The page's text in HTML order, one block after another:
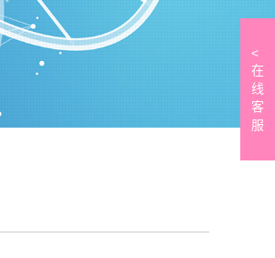
<
在
线
客
服